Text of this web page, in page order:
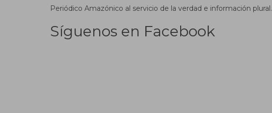
Periódico Amazónico al servicio de la verdad e información plural.
Síguenos en Facebook